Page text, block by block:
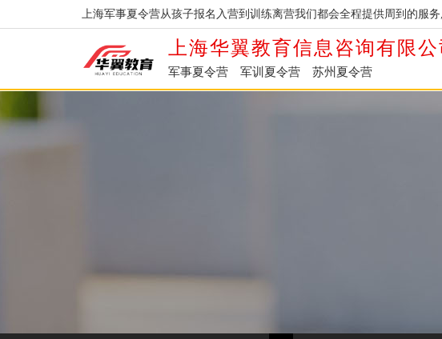
上海军事夏令营从孩子报名入营到训练离营我们都会全程提供周到的服
上海华翼教育信息咨询有限公
军事夏令营 军训夏令营 苏州夏令营